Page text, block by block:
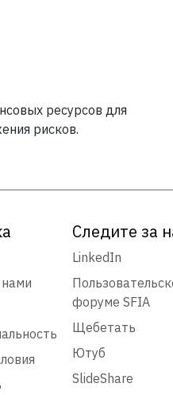
ресурсов для
рисков.
Следите за
LinkedIn
форуме SFIA
Щебетать
Ютуб
SlideShare